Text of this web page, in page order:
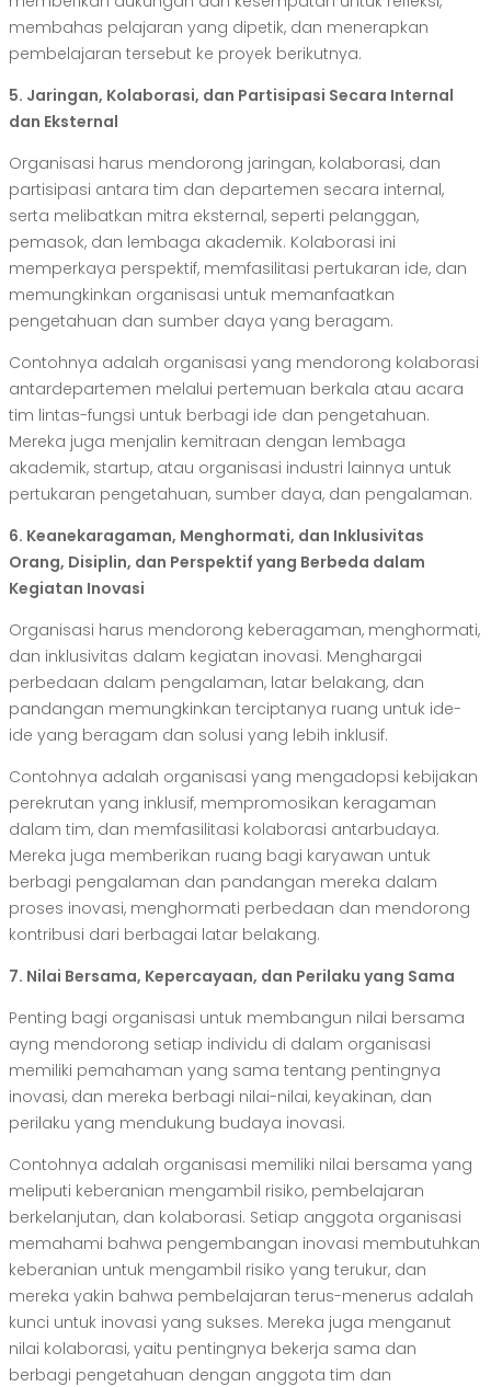
membahas pelajaran yang dipetik, dan menerapkan
pembelajaran tersebut ke proyek berikutnya.
5. Jaringan, Kolaborasi, dan Partisipasi Secara Internal
dan Eksternal
Organisasi harus mendorong jaringan, kolaborasi, dan
partisipasi antara tim dan departemen secara internal,
serta melibatkan mitra eksternal, seperti pelanggan,
pemasok, dan lembaga akademik. Kolaborasi ini
memperkaya perspektif, memfasilitasi pertukaran ide, dan
memungkinkan organisasi untuk memanfaatkan
pengetahuan dan sumber daya yang beragam.
Contohnya adalah organisasi yang mendorong kolaborasi
antardepartemen melalui pertemuan berkala atau acara
tim lintas-fungsi untuk berbagi ide dan pengetahuan.
Mereka juga menjalin kemitraan dengan lembaga
akademik, startup, atau organisasi industri lainnya untuk
pertukaran pengetahuan, sumber daya, dan pengalaman.
6. Keanekaragaman, Menghormati, dan Inklusivitas
Orang, Disiplin, dan Perspektif yang Berbeda dalam
Kegiatan Inovasi
Organisasi harus mendorong keberagaman, menghormati,
dan inklusivitas dalam kegiatan inovasi. Menghargai
perbedaan dalam pengalaman, latar belakang, dan
pandangan memungkinkan terciptanya ruang untuk ide-
ide yang beragam dan solusi yang lebih inklusif.
Contohnya adalah organisasi yang mengadopsi kebijakan
perekrutan yang inklusif, mempromosikan keragaman
dalam tim, dan memfasilitasi kolaborasi antarbudaya.
Mereka juga memberikan ruang bagi karyawan untuk
berbagi pengalaman dan pandangan mereka dalam
proses inovasi, menghormati perbedaan dan mendorong
kontribusi dari berbagai latar belakang.
7. Nilai Bersama, Kepercayaan, dan Perilaku yang Sama
Penting bagi organisasi untuk membangun nilai bersama
ayng mendorong setiap individu di dalam organisasi
memiliki pemahaman yang sama tentang pentingnya
inovasi, dan mereka berbagi nilai-nilai, keyakinan, dan
perilaku yang mendukung budaya inovasi.
Contohnya adalah organisasi memiliki nilai bersama yang
meliputi keberanian mengambil risiko, pembelajaran
berkelanjutan, dan kolaborasi. Setiap anggota organisasi
memahami bahwa pengembangan inovasi membutuhkan
keberanian untuk mengambil risiko yang terukur, dan
mereka yakin bahwa pembelajaran terus-menerus adalah
kunci untuk inovasi yang sukses. Mereka juga menganut
nilai kolaborasi, yaitu pentingnya bekerja sama dan
berbagi pengetahuan dengan anggota tim dan